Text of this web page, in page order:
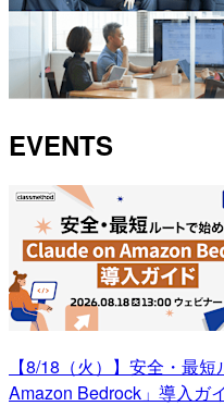
EVENTS
【8/18（火）】安全・最
Amazon Bedrock」導入ガ